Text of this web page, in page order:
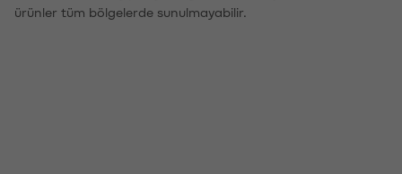
ürünler tüm bölgelerde sunulmayabilir.